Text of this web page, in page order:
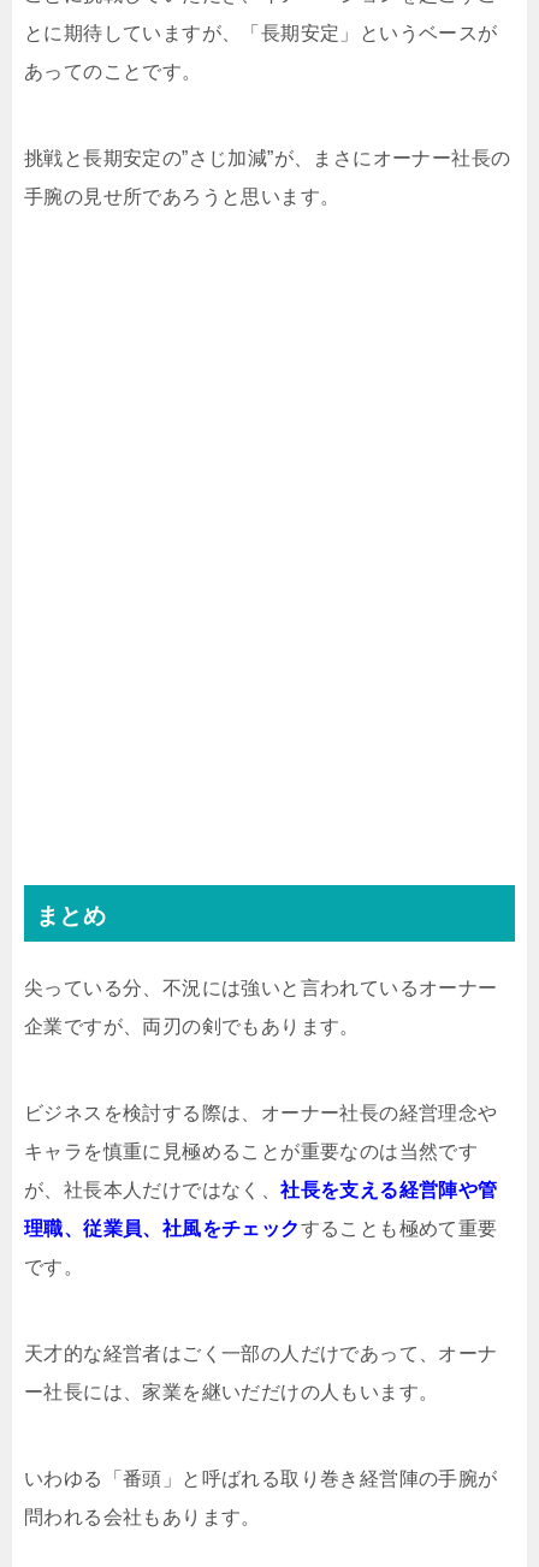
とに期待していますが、「長期安定」というベースが
あってのことです。
挑戦と長期安定の”さじ加減”が、まさにオーナー社長の
手腕の見せ所であろうと思います。
まとめ
尖っている分、不況には強いと言われているオーナー
企業ですが、両刃の剣でもあります。
ビジネスを検討する際は、オーナー社長の経営理念や
キャラを慎重に見極めることが重要なのは当然です
が、社長本人だけではなく、社長を支える経営陣や管
理職、従業員、社風をチェックすることも極めて重要
です。
天才的な経営者はごく一部の人だけであって、オーナ
ー社長には、家業を継いだだけの人もいます。
いわゆる「番頭」と呼ばれる取り巻き経営陣の手腕が
問われる会社もあります。